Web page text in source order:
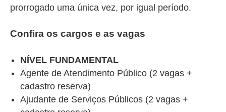
prorrogado uma única vez, por igual período.
Confira os cargos e as vagas
NÍVEL FUNDAMENTAL
Agente de Atendimento Público (2 vagas +
cadastro reserva)
Ajudante de Serviços Públicos (2 vagas +